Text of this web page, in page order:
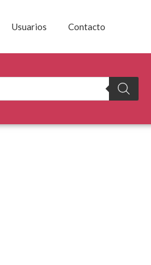
Usuarios Contacto